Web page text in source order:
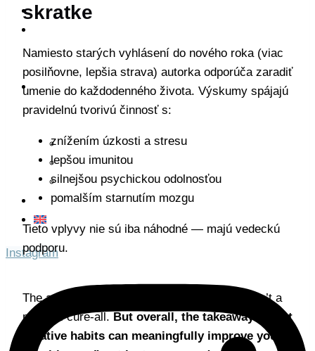
Shop
a
kurzy
Moja
tvorba
Umenie
Móda
Dizajn
Kontakt
Instagram
skratke
Namiesto starých vyhlásení do nového roka (viac
posilňovne, lepšia strava) autorka odporúča zaradiť
umenie do každodenného života. Výskumy spájajú
pravidelnú tvorivú činnosť s:
znížením úzkosti a stresu
lepšou imunitou
silnejšou psychickou odolnosťou
pomalším starnutím mozgu
Tieto vplyvy nie sú iba náhodné — majú vedeckú
podporu.
The author is also careful to say: the arts aren’t a
magical cure-all. But overall, the takeaway is that
creative habits can meaningfully improve your